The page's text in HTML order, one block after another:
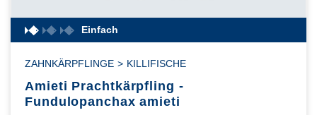
Einfach
ZAHNKÄRPFLINGE > KILLIFISCHE
Amieti Prachtkärpfling -
Fundulopanchax amieti